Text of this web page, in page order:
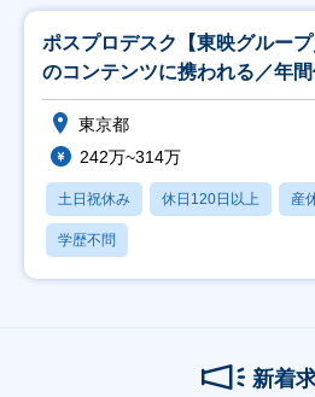
ポスプロデスク【東映グルー
のコンテンツに携われる／年間
東京都
242万~314万
土日祝休み 休日120日以上 産
学歴不問
新着